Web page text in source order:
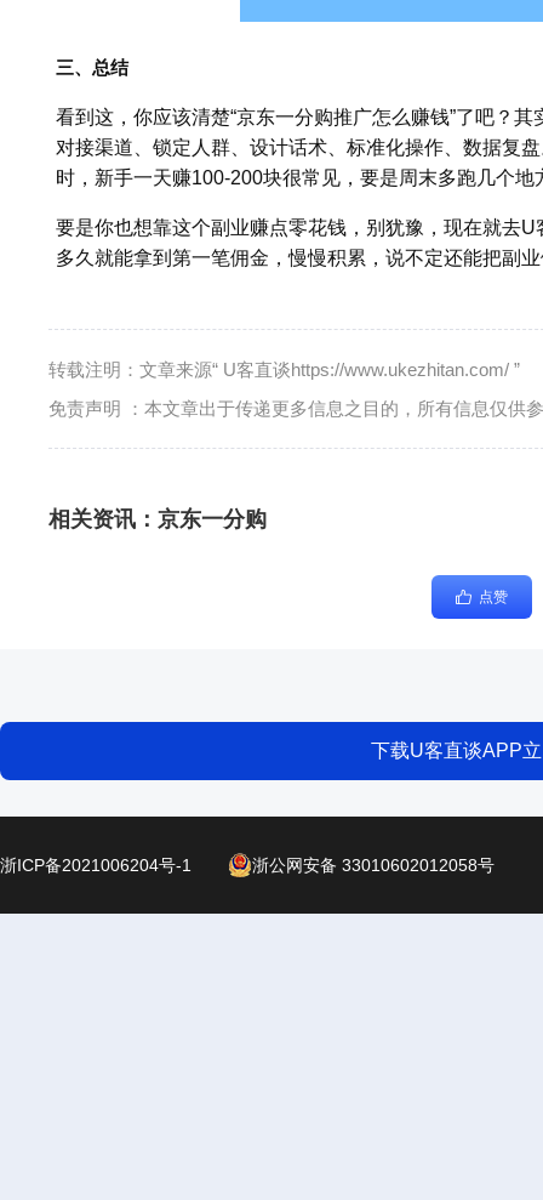
三、总结
看到这，你应该清楚“京东一分购推广怎么赚钱”了吧？
对接渠道、锁定人群、设计话术、标准化操作、数据复
时，新手一天赚100-200块很常见，要是周末多跑几个地
要是你也想靠这个副业赚点零花钱，别犹豫，现在就去
多久就能拿到第一笔佣金，慢慢积累，说不定还能把副
转载注明：文章来源“ U客直谈https://www.ukezhitan.com/ ”
免责声明 ：本文章出于传递更多信息之目的，所有信息仅供
相关资讯： 京东一分购
点赞
下载U客直谈APP
浙ICP备2021006204号-1 浙公网安备 33010602012058号